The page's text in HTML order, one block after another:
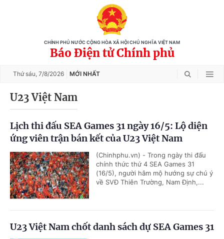
CHÍNH PHỦ NƯỚC CỘNG HÒA XÃ HỘI CHỦ NGHĨA VIỆT NAM
Báo Điện tử Chính phủ
Thứ sáu, 7/8/2026 MỚI NHẤT
U23 Việt Nam
Lịch thi đấu SEA Games 31 ngày 16/5: Lộ diện
ứng viên trận bán kết của U23 Việt Nam
(Chinhphu.vn) - Trong ngày thi đấu
chính thức thứ 4 SEA Games 31
(16/5), người hâm mộ hướng sự chú ý
về SVĐ Thiên Trường, Nam Định,...
U23 Việt Nam chốt danh sách dự SEA Games 31